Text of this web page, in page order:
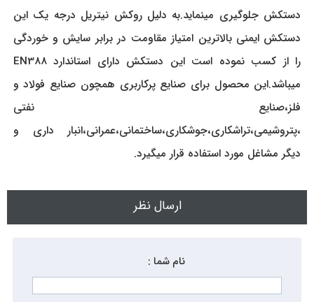
دستکش جلوگیری مینماید.به دلیل روکش نیتریل درجه یک این
دستکش ایمنی بالاترین امتیاز مقاومت در برابر سایش و خوردگی
را از کسب نموده است این دستکش دارای استاندارد EN388
میباشد.این محصول برای صنایع پرکاربری همچون صنایع فولاد و
فلز،صنایع نفتی
،پتروشیمی،تراشکاری،جوشکاری،ساختمانی،عمرانی،انبار داری و
دیگر مشاغل مورد استفاده قرار میگیرد.
ارسال نظر
نام شما :